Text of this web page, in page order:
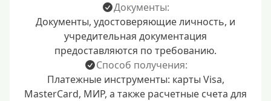
Документы:
Документы, удостоверяющие личность, и
учредительная документация
предоставляются по требованию.
Способ получения:
Платежные инструменты: карты Visa,
MasterCard, МИР, а также расчетные счета для